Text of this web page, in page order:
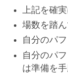
上記を確
場数を踏
自分のパ
自分のパ
は準備を